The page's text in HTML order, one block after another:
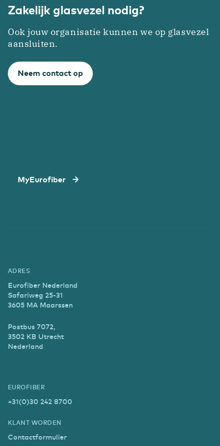
Zakelijk glasvezel nodig?
Ook jouw organisatie kunnen we op glasvezel
aansluiten.
Neem contact op
MyEurofiber
ADRES
Eurofiber Nederland
Safariweg 25-31
3605 MA Maarssen
Postbus 7072,
3502 KB Utrecht
Nederland
EUROFIBER
+31(0)30 242 8700
KLANT WORDEN
Contactformulier